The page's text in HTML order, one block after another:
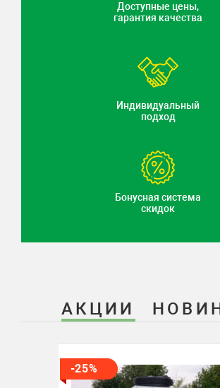
Доступные цены,
гарантия качества
Индивидуальный
подход
Бонусная система
скидок
АКЦИИ
-25%